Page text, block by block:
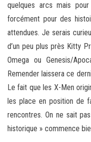
quelques arcs mais
forcément pour des
attendues. Je serais
d’un peu plus près Kitty
Omega ou Genesis/
Remender laissera ce
Le fait que les X-Men
les place en position de
rencontres. On ne sait
historique » commence